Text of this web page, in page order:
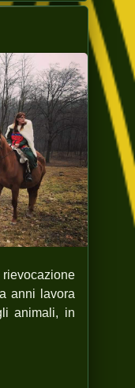
anni lavora
animali, in